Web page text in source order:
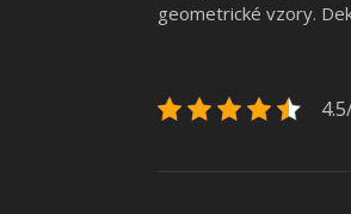
geometrické vzory.